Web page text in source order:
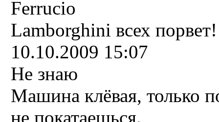
Ferrucio
Lamborghini всех
10.10.2009 15:07
Не знаю
Машина клёвая, только
не покатаешься.